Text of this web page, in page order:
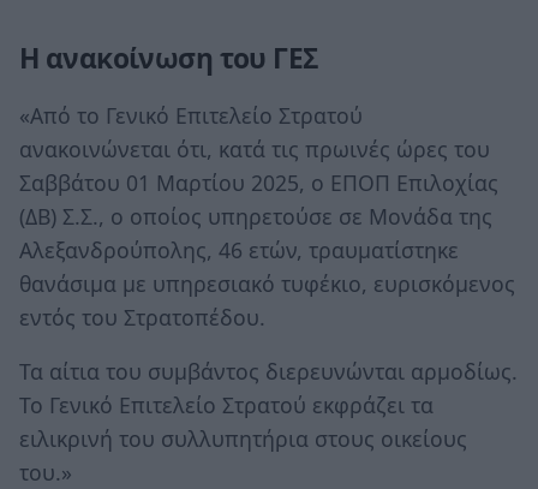
Η ανακοίνωση του ΓΕΣ
«Από το Γενικό Επιτελείο Στρατού
ανακοινώνεται ότι, κατά τις πρωινές ώρες του
Σαββάτου 01 Μαρτίου 2025, o ΕΠΟΠ Επιλοχίας
(ΔΒ) Σ.Σ., ο οποίος υπηρετούσε σε Μονάδα της
Αλεξανδρούπολης, 46 ετών, τραυματίστηκε
θανάσιμα με υπηρεσιακό τυφέκιο, ευρισκόμενος
εντός του Στρατοπέδου.
Τα αίτια του συμβάντος διερευνώνται αρμοδίως.
Το Γενικό Επιτελείο Στρατού εκφράζει τα
ειλικρινή του συλλυπητήρια στους οικείους
του.»